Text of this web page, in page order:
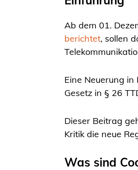
Ab dem 01.
berichtet, sollen
Eine Neuerung
Gesetz in § 26
Dieser Beitrag
Kritik die neue
Was sind